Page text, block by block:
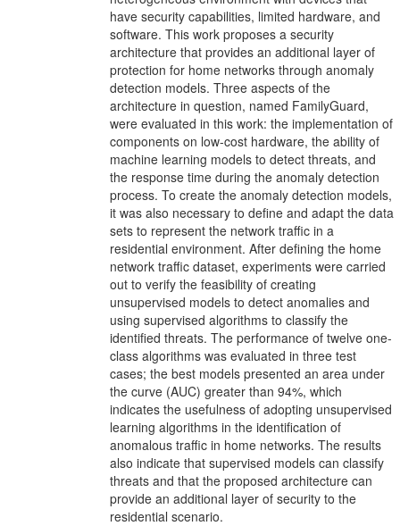
have security capabilities, limited hardware, and
software. This work proposes a security
architecture that provides an additional layer of
protection for home networks through anomaly
detection models. Three aspects of the
architecture in question, named FamilyGuard,
were evaluated in this work: the implementation of
components on low-cost hardware, the ability of
machine learning models to detect threats, and
the response time during the anomaly detection
process. To create the anomaly detection models,
it was also necessary to define and adapt the data
sets to represent the network traffic in a
residential environment. After defining the home
network traffic dataset, experiments were carried
out to verify the feasibility of creating
unsupervised models to detect anomalies and
using supervised algorithms to classify the
identified threats. The performance of twelve one-
class algorithms was evaluated in three test
cases; the best models presented an area under
the curve (AUC) greater than 94%, which
indicates the usefulness of adopting unsupervised
learning algorithms in the identification of
anomalous traffic in home networks. The results
also indicate that supervised models can classify
threats and that the proposed architecture can
provide an additional layer of security to the
residential scenario.